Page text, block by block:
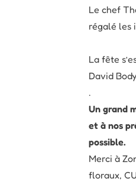
Le chef
régalé les
La fête
David
.
Un grand
et à nos
possible.
Merci à
floraux​,